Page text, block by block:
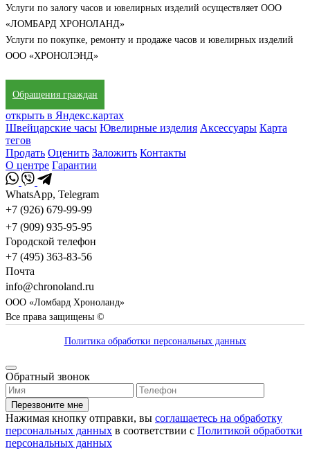
Услуги по залогу часов и ювелирных изделий осуществляет ООО
«ЛОМБАРД ХРОНОЛАНД»
Услуги по покупке, ремонту и продаже часов и ювелирных изделий
ООО «ХРОНОЛЭНД»
Обращения граждан
открыть в Яндекс.картах
Швейцарские часы Ювелирные изделия Аксессуары Карта
тегов
Продать Оценить Заложить Контакты
О центре Гарантии
WhatsApp, Telegram
+7 (926) 679-99-99
+7 (909) 935-95-95
Городской телефон
+7 (495) 363-83-56
Почта
info@chronoland.ru
ООО «Ломбард Хроноланд»
Все права защищены ©
Политика обработки персональных данных
Обратный звонок
Перезвоните мне
Нажимая кнопку отправки, вы соглашаетесь на обработку
персональных данных в соответствии с Политикой обработки
персональных данных